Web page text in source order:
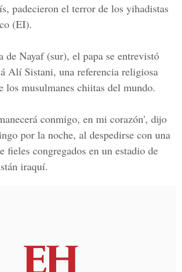
padecieron el terror de los yihadistas
(EI).
de Nayaf (sur), el papa se entrevistó
Alí Sistani, una referencia religiosa
los musulmanes chiitas del mundo.
conmigo, en mi corazón', dijo
por la noche, al despedirse con una
fieles congregados en un estadio de
iraquí.